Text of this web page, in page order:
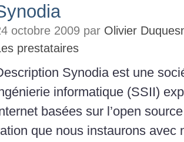
octobre 2009 par Olivier
prestataires
Synodia est une
informatique (SSII)
basées sur l’open
que nous instaurons avec